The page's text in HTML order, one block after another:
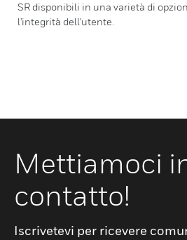
SR disponibili in una varietà di
l'integrità dell'utente.
Mettiamoci
contatto!
Iscrivetevi per ricevere